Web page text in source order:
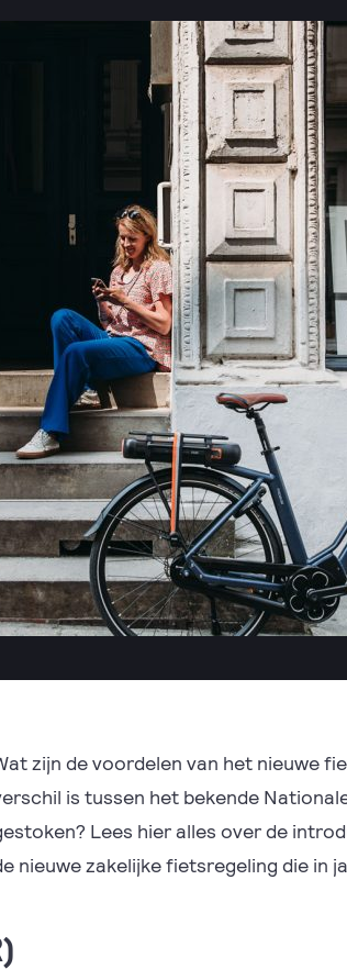
zijn de voordelen van het nieuwe
is tussen het bekende
Lees hier alles over de
nieuwe zakelijke fietsregeling die in